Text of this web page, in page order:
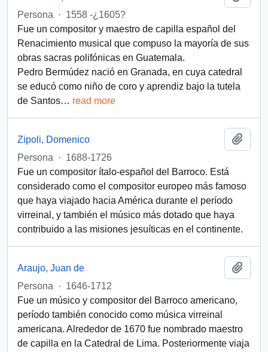
Persona
· 1558 -¿1605?
Fue un compositor y maestro de capilla español del
Renacimiento musical que compuso la mayoría de sus
obras sacras polifónicas en Guatemala.
Pedro Bermúdez nació en Granada, en cuya catedral
se educó como niño de coro y aprendiz bajo la tutela
de Santos… read more
Zipoli, Domenico
Persona
· 1688-1726
Fue un compositor ítalo-español del Barroco. Está
considerado como el compositor europeo más famoso
que haya viajado hacia América durante el período
virreinal, y también el músico más dotado que haya
contribuido a las misiones jesuíticas en el continente.
Araujo, Juan de
Persona
· 1646-1712
Fue un músico y compositor del Barroco americano,
período también conocido como música virreinal
americana. Alrededor de 1670 fue nombrado maestro
de capilla en la Catedral de Lima. Posteriormente viaja